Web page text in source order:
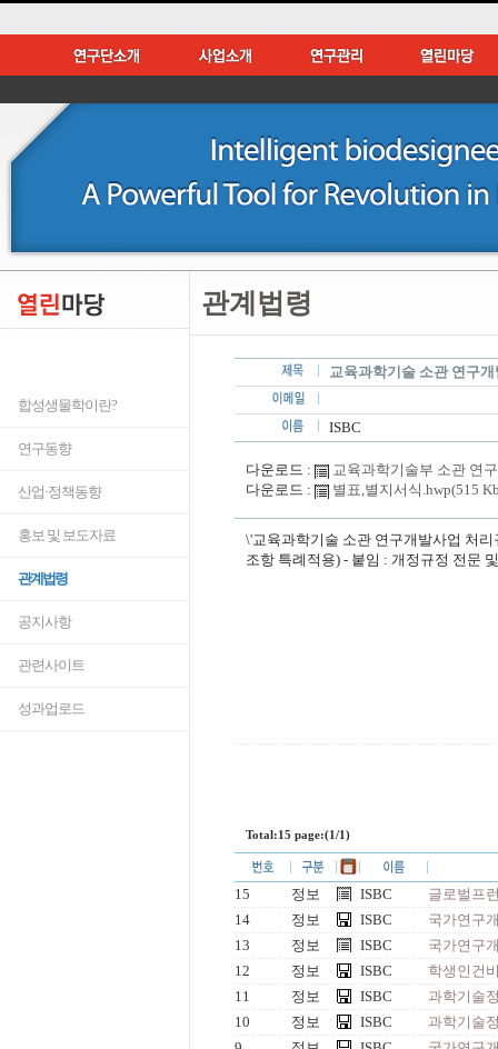
합성생물학이란?
연구동향
산업·정책동향
홍보 및 보도자료
관계법령
공지사항
관련사이트
성과업로드
관계법령
교육과학기술 소관 연구
ISBC
다운로드 :
교육과학기술부 소관 연
다운로드 :
별표,별지서식.hwp(515
\'교육과학기술 소관 연구개발사업 처
조항 특례적용) - 붙임 : 개정규정 전문
Total:15 page:(1/1)
15 정보 ISBC
글로벌프
14
정보 ISBC
국가연구
13
정보 ISBC
국가연구
12
정보 ISBC
학생인건
11
정보 ISBC
과학기술
10
정보 ISBC
과학기술